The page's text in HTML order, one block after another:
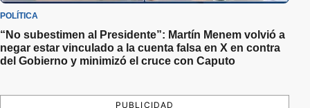
POLÍTICA
“No subestimen al Presidente”: Martín Menem volvió a
negar estar vinculado a la cuenta falsa en X en contra
del Gobierno y minimizó el cruce con Caputo
PUBLICIDAD